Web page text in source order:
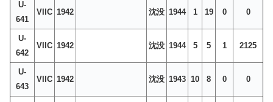
U-
641
VIIC 1942 沈没 1944 1 19 0 0
U-
642
VIIC 1942 沈没 1944 5 5 1 2125
U-
643
VIIC 1942 沈没 1943 10 8 0 0